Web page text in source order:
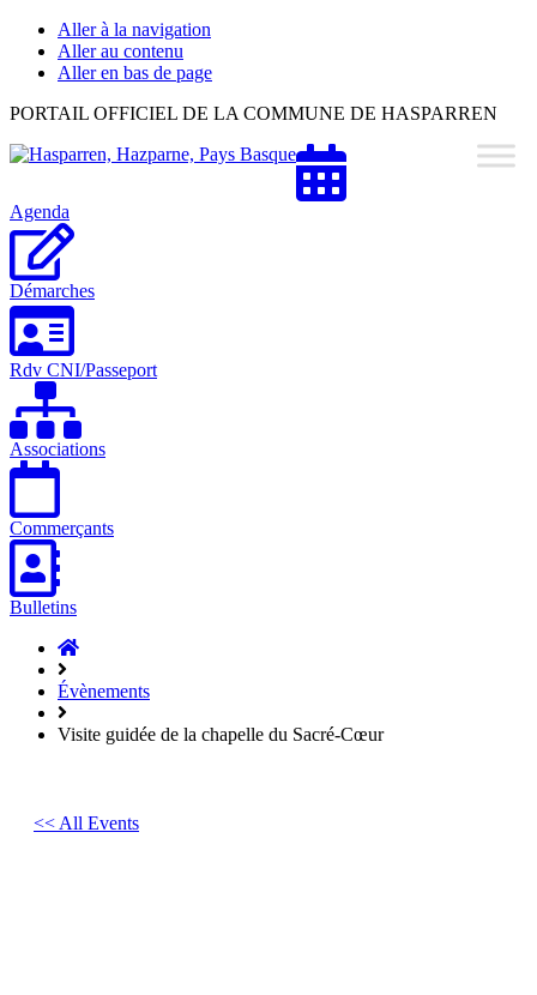
Aller à la navigation
Aller au contenu
Aller en bas de page
Hasparren,
Pays
PORTAIL OFFICIEL DE LA COMMUNE DE HASPARREN
Agenda
Démarches
Rdv CNI/Passeport
Associations
Commerçants
Bulletins
Accueil
Évènements
Visite guidée de la chapelle du Sacré-Cœur
<< All Events